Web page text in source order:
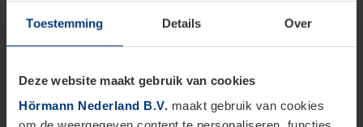
Toestemming Details Over
Deze website maakt gebruik van cookies
Hörmann Nederland B.V. maakt gebruik van cookies